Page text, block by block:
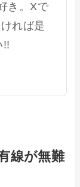
き。Xで
れば是
!!
線が無難